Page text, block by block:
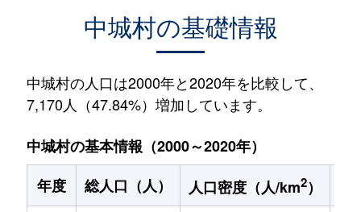
中城村の基礎情報
中城村の人口は2000年と2020年を比較して、
7,170人（47.84%）増加しています。
中城村の基本情報（2000～2020年）
年度
総人口（人） 人口密度（人/km2）